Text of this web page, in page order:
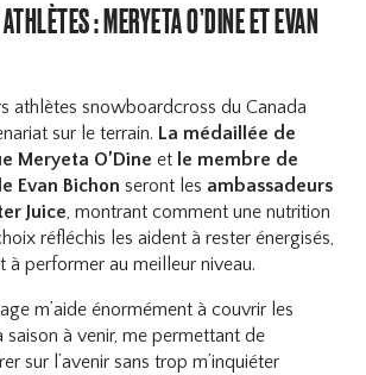
: MERYETA O’DINE ET EVAN
athlètes snowboardcross du Canada
sur le terrain. La médaillée de
Meryeta O’Dine et le membre de
Evan Bichon seront les ambassadeurs
Juice , montrant comment une nutrition
réfléchis les aident à rester énergisés,
à performer au meilleur niveau.
m’aide énormément à couvrir les
saison à venir, me permettant de
sur l’avenir sans trop m’inquiéter